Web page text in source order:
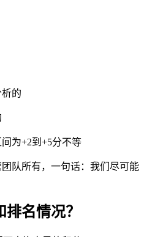
的
为+2到+5分不等
队所有，一句话：我们尽可能
名情况？